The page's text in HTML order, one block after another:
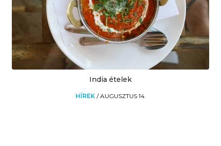
India ételek
HÍREK /AUGUSZTUS 14.